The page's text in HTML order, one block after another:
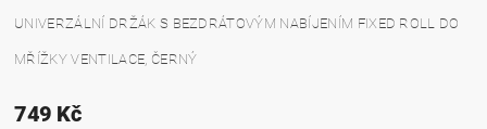
UNIVERZÁLNÍ DRŽÁK S BEZDRÁTOVÝM NABÍJENÍM FIXED ROLL DO
MŘÍŽKY VENTILACE, ČERNÝ
749 Kč